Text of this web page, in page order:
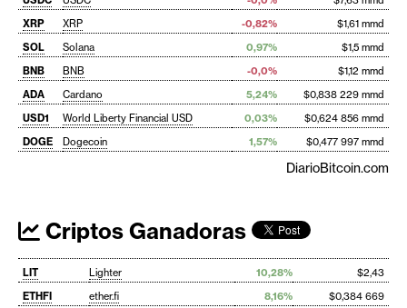
XRP
XRP -0,82%
$1,61 mmd
SOL
Solana 0,97%
$1,5 mmd
BNB
BNB -0,0%
$1,12 mmd
ADA
Cardano 5,24%
$0,838 229 mmd
USD1
World Liberty Financial USD 0,03%
$0,624 856 mmd
DOGE
Dogecoin 1,57% $0,477 997 mmd
DiarioBitcoin.com
Criptos Ganadoras
LIT Lighter 10,28%
$2,43
ETHFI
ether.fi 8,16%
$0,384 669